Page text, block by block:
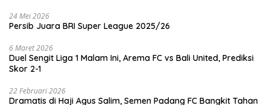
24 Mei 2026
Persib Juara BRI Super League 2025/26
6 Maret 2026
Duel Sengit Liga 1 Malam Ini, Arema FC vs Bali United, Prediksi
Skor 2-1
22 Februari 2026
Dramatis di Haji Agus Salim, Semen Padang FC Bangkit Tahan